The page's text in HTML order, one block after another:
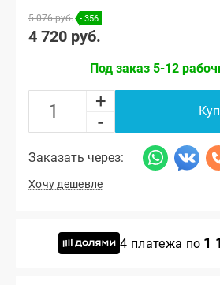
5 076 руб. - 356
4 720 руб.
Под заказ 5-12
+
-
Заказать через:
Хочу дешевле
4 платежа по 1